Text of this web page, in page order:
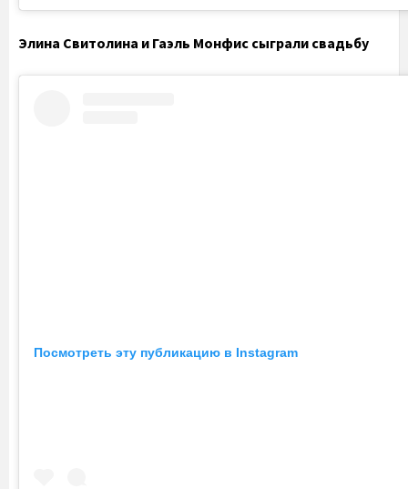
Элина Свитолина и Гаэль Монфис сыграли свадьбу
Посмотреть эту публикацию в Instagram